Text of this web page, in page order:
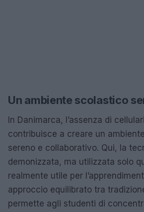
Un ambiente scolastico
In Danimarca, l’assenza di
contribuisce a creare un
sereno e collaborativo. Qui, la
demonizzata, ma utilizzata solo
realmente utile per
approccio equilibrato tra
permette agli studenti di